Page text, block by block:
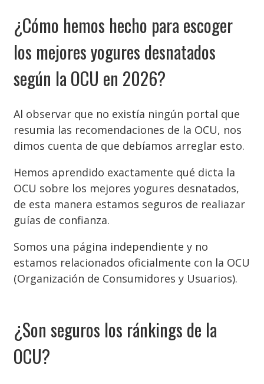
¿Cómo hemos hecho para escoger
los mejores yogures desnatados
según la OCU en 2026?
Al observar que no existía ningún portal que
resumia las recomendaciones de la OCU, nos
dimos cuenta de que debíamos arreglar esto.
Hemos aprendido exactamente qué dicta la
OCU sobre los mejores yogures desnatados,
de esta manera estamos seguros de realiazar
guías de confianza.
Somos una página independiente y no
estamos relacionados oficialmente con la OCU
(Organización de Consumidores y Usuarios).
¿Son seguros los ránkings de la
OCU?